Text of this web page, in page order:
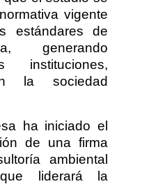
vigente
estándares de
generando
la sociedad
ha iniciado el
de una firma
ambiental
liderará la